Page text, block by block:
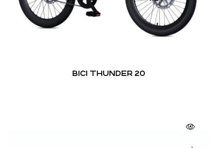
BICI THUNDER 20